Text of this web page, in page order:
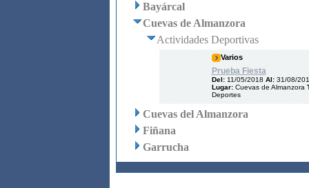
Bayárcal
Cuevas de Almanzora
Actividades Deportivas
Varios
Prueba Fiesta
Del: 11/05/2018 Al: 31/08/
Lugar: Cuevas de Almanzora
Deportes
Cuevas del Almanzora
Fiñana
Garrucha